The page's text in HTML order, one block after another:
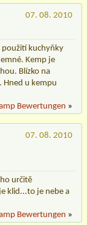
07. 08. 2010
použití kuchyňky
Kemp je
Blízko na
Hned u kempu
Bewertungen »
07. 08. 2010
určitě
klid...to je nebe a
Bewertungen »